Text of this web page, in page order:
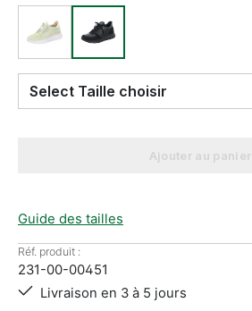
Select Taille choisir
Ajouter au panier
Guide des tailles
Réf. produit :
231-00-00451
Livraison en 3 à 5 jours